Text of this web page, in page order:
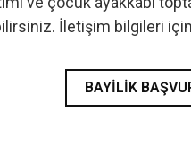
İletişim bilgileri
BAYILIK